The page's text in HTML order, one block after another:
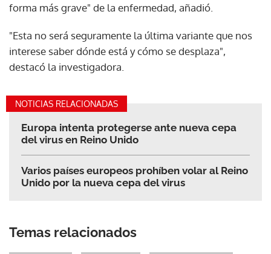
forma más grave" de la enfermedad, añadió.
"Esta no será seguramente la última variante que nos
interese saber dónde está y cómo se desplaza",
destacó la investigadora.
NOTICIAS RELACIONADAS
Europa intenta protegerse ante nueva cepa
del virus en Reino Unido
Varios países europeos prohíben volar al Reino
Unido por la nueva cepa del virus
Temas relacionados